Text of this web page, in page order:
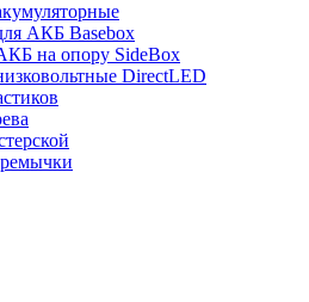
АКБ Basebox
на опору SideBox
DirectLED